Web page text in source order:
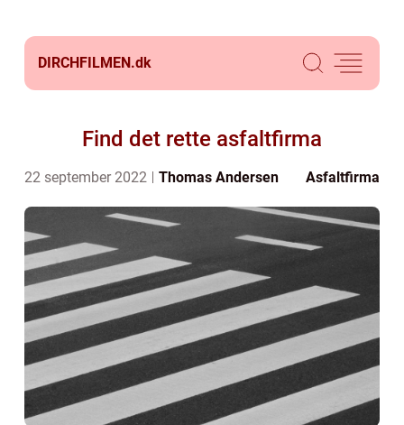
DIRCHFILMEN.dk
Find det rette asfaltfirma
22 september 2022 Thomas Andersen Asfaltfirma